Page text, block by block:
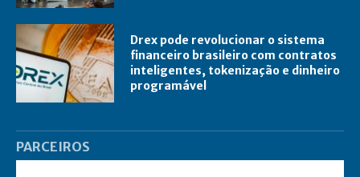
Drex pode revolucionar o sistema
financeiro brasileiro com contratos
inteligentes, tokenização e dinheiro
programável
PARCEIROS